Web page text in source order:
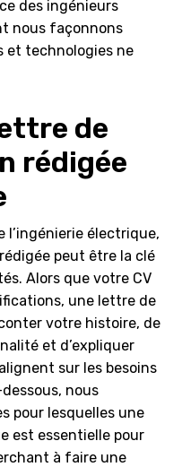
des ingénieurs
nous façonnons
et technologies ne
de
rédigée
l’ingénierie électrique,
peut être la clé
Alors que votre CV
une lettre de
votre histoire, de
et d’expliquer
sur les besoins
nous
pour lesquelles une
est essentielle pour
à faire une